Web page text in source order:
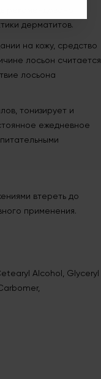
рекомендовано
дерматитов.
на кожу, средство
лосьон считается
лосьона
тонизирует и
ежедневное
втереть до
применения.
Alcohol, Glyceryl